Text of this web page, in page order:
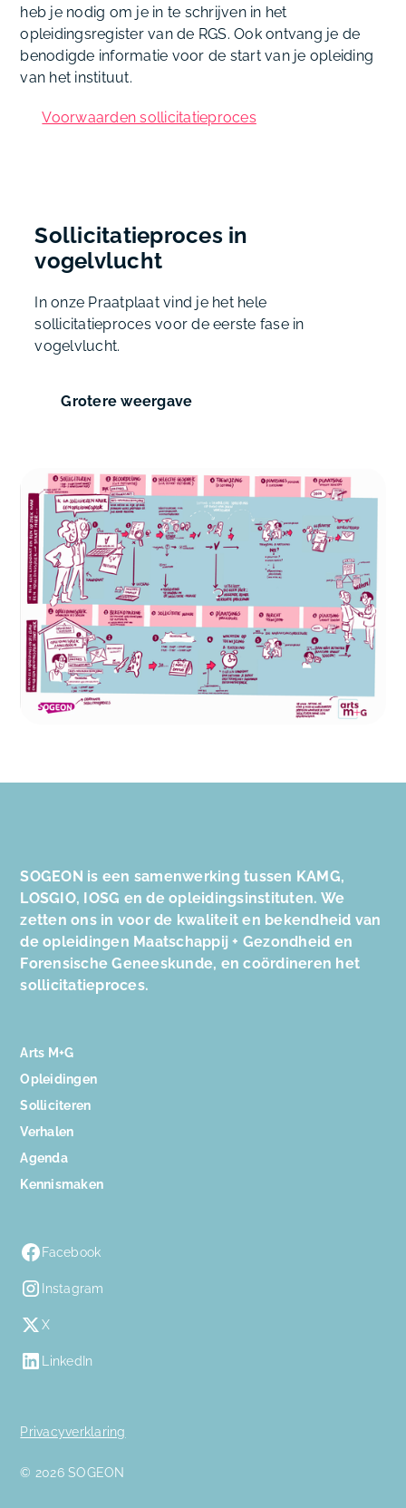
heb je nodig om je in te schrijven in het
opleidingsregister van de RGS. Ook ontvang je de
benodigde informatie voor de start van je opleiding
van het instituut.
Voorwaarden sollicitatieproces
Sollicitatieproces in
vogelvlucht
In onze Praatplaat vind je het hele
sollicitatieproces voor de eerste fase in
vogelvlucht.
Grotere weergave
SOGEON is een samenwerking tussen KAMG,
LOSGIO, IOSG en de opleidingsinstituten. We
zetten ons in voor de kwaliteit en bekendheid van
de opleidingen Maatschappij + Gezondheid en
Forensische Geneeskunde, en coördineren het
sollicitatieproces.
Arts M+G
Opleidingen
Solliciteren
Verhalen
Agenda
Kennismaken
Facebook
Instagram
X
LinkedIn
© 2026 SOGEON
Privacyverklaring